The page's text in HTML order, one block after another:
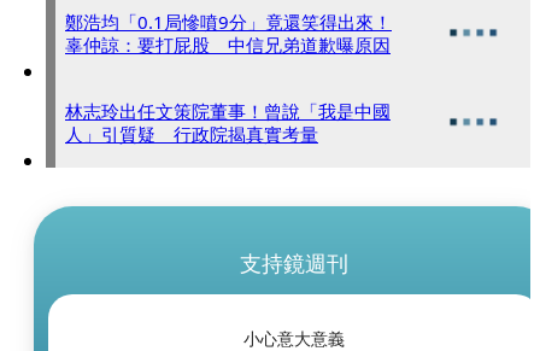
鄭浩均「0.1局慘噴9分」竟還笑得出來！
辜仲諒：要打屁股 中信兄弟道歉曝原因
林志玲出任文策院董事！曾說「我是中國
人」引質疑 行政院揭真實考量
支持鏡週刊
小心意大意義